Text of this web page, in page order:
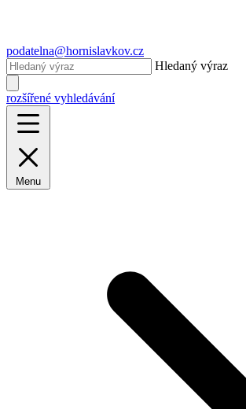
podatelna@hornislavkov.cz
Hledaný výraz
rozšířené vyhledávání
Menu